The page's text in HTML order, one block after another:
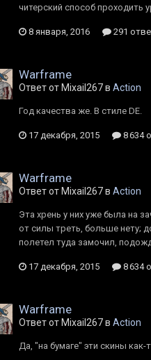
читерский способ проходить
8 января, 2016 291
Warframe
Ответ от Mixail267 в Action
Год качества же. В стиле DE.
17 декабря, 2015 8 634
Warframe
Ответ от Mixail267 в Action
Эта хрень у них уже была на
от силы треть, больше нету;
полетел туда замочил,
17 декабря, 2015 8 634
Warframe
Ответ от Mixail267 в Action
Да, "на бумаге" эти скины